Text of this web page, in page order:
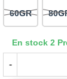
60GR
En stock 2
-